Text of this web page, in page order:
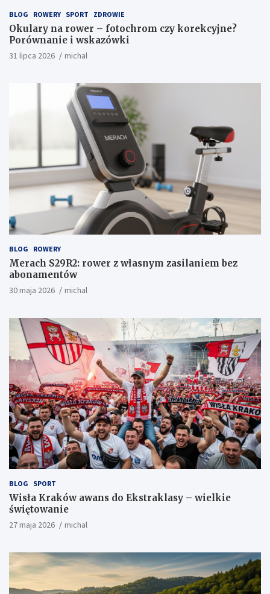
BLOG ROWERY SPORT ZDROWIE
Okulary na rower – fotochrom czy korekcyjne?
Porównanie i wskazówki
31 lipca 2026 michal
BLOG ROWERY
Merach S29R2: rower z własnym zasilaniem bez
abonamentów
30 maja 2026 michal
BLOG SPORT
Wisła Kraków awans do Ekstraklasy – wielkie
świętowanie
27 maja 2026 michal